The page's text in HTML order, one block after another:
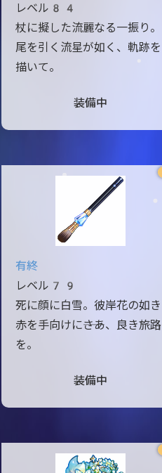
レベル84
杖に擬した流麗なる一振り。
尾を引く流星が如く、軌跡を
描いて。
装備中
有終
レベル79
死に顔に白雪。彼岸花の如き
赤を手向けに――さあ、良き旅路
を。
装備中